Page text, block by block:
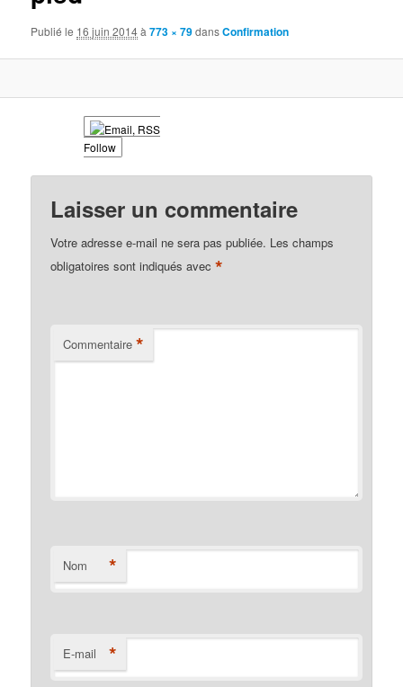
Publié le 16 juin 2014à773 × 79dansConfirmation
Follow
Laisser un commentaire
Votre adresse e-mail ne sera pas publiée. Les champs
obligatoires sont indiqués avec*
Commentaire *
Nom *
E-mail *